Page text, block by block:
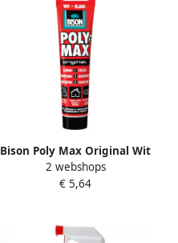
Bison Poly Max Original Wit
Tub 165G*6 Nlfr 6300466
2 webshops
€ 5,64